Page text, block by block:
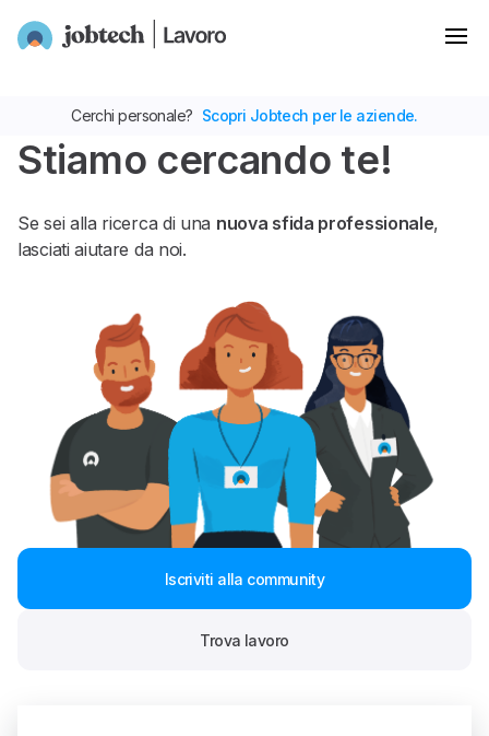
Stiamo cercando te!
Se sei alla ricerca di una nuova sfida professionale,
lasciati aiutare da noi.
Iscriviti alla community
Trova lavoro
Cerchi personale? Scopri Jobtech per le aziende.